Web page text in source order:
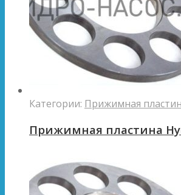
Категории: Прижимная
Прижимная пластина